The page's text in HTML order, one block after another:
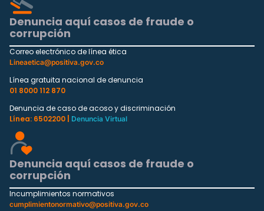
Denuncia aquí casos de fraude o
corrupción
Correo electrónico de línea ética
Lineaetica@positiva.gov.co
Línea gratuita nacional de denuncia
01 8000 112 870
Denuncia de caso de acoso y discriminación
Línea: 6502200 |
Denuncia Virtual
Denuncia aquí casos de fraude o
corrupción
Incumplimientos normativos
cumplimientonormativo@positiva.gov.co